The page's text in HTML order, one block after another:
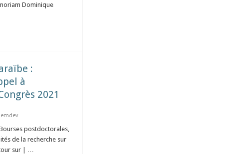
Dominique
:
à
2021
postdoctorales,
de la recherche sur
sur | …